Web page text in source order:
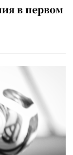
в первом